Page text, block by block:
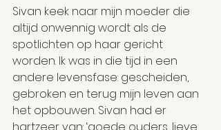
Sivan keek naar mijn moeder die
altijd onwennig wordt als de
spotlichten op haar gericht
worden. Ik was in die tijd in een
andere levensfase: gescheiden,
gebroken en terug mijn leven aan
het opbouwen. Sivan had er